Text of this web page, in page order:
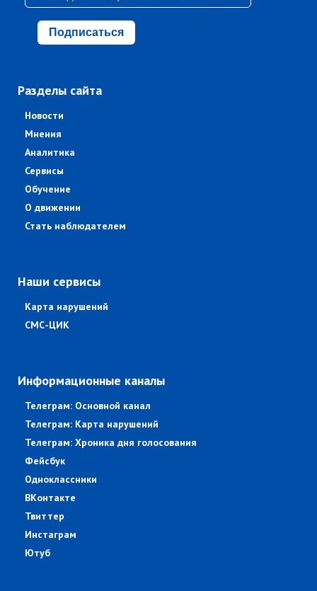
Подписаться
Разделы сайта
Новости
Мнения
Аналитика
Сервисы
Обучение
О движении
Стать наблюдателем
Наши сервисы
Карта нарушений
СМС-ЦИК
Информационные каналы
Телеграм: Основной канал
Телеграм: Карта нарушений
Телеграм: Хроника дня голосования
Фейсбук
Одноклассники
ВКонтакте
Твиттер
Инстаграм
Ютуб